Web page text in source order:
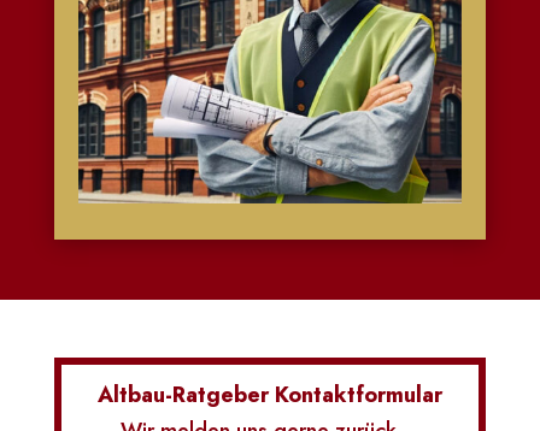
Altbau-Ratgeber Kontaktformular